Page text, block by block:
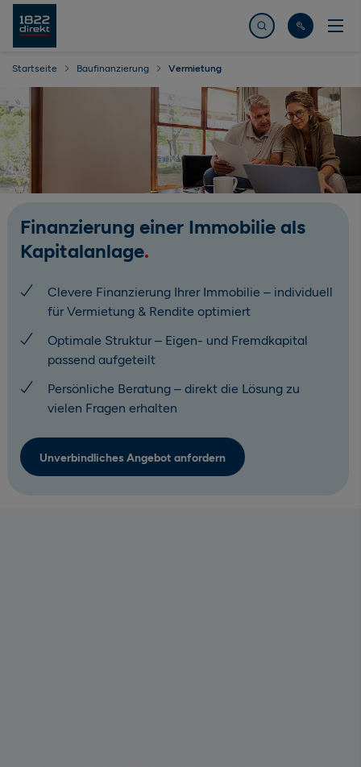
Jetzt suchen
Startseite Baufinanzierung Vermietung
Finanzierung einer Immobilie als
Kapitalanlage
Clevere Finanzierung Ihrer Immobilie – individuell
für Vermietung & Rendite optimiert
Optimale Struktur – Eigen- und Fremdkapital
passend aufgeteilt
Persönliche Beratung – direkt die Lösung zu
vielen Fragen erhalten
Unverbindliches Angebot anfordern